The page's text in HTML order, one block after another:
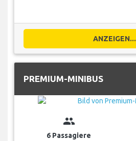
ANZEIGEN...
PREMIUM-MINIBUS
group
6 Passagiere